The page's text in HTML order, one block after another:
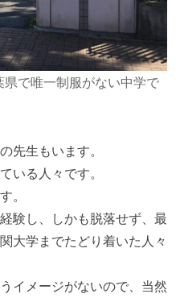
県で唯一制服がない中学で
先生もいます。
いる人々です。
。
験し、しかも脱落せず、最
大学までたどり着いた人々
イメージがないので、当然